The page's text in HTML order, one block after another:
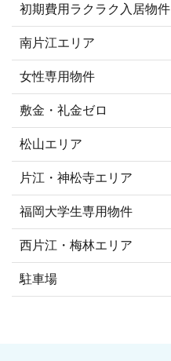
初期費用ラクラク入居物件
南片江エリア
女性専用物件
敷金・礼金ゼロ
松山エリア
片江・神松寺エリア
福岡大学生専用物件
西片江・梅林エリア
駐車場